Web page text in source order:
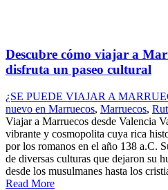
Descubre cómo viajar a
disfruta un paseo cultural
¿SE PUEDE VIAJAR A
nuevo en Marruecos, Marruecos,
Viajar a Marruecos desde Valencia
vibrante y cosmopolita cuya rica
por los romanos en el año 138 a.C.
de diversas culturas que dejaron su
desde los musulmanes hasta los
Read More